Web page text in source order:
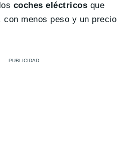
coches eléctricos que
menos peso y un precio